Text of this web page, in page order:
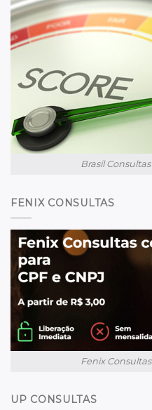
Brasil Consultas
FENIX CONSULTAS
Fenix Consultas
UP CONSULTAS